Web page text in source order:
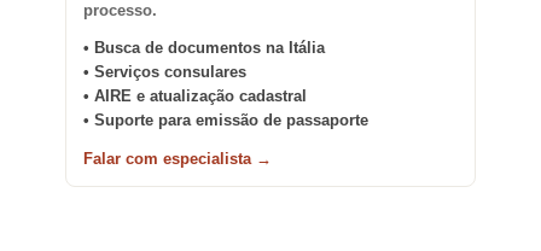
processo.
• Busca de documentos na Itália
• Serviços consulares
• AIRE e atualização cadastral
• Suporte para emissão de passaporte
Falar com especialista →